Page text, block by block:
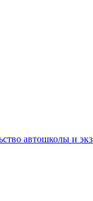
автошколы и